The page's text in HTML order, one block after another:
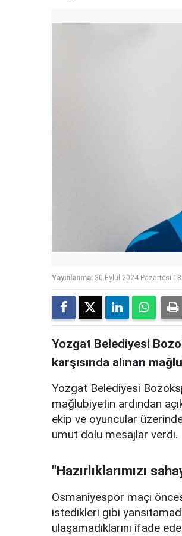
Yayınlanma: 30 Eylül 2024 Pazartesi
Yozgat Belediyesi
karşısında alınan
Yozgat Belediyesi
mağlubiyetin ardından
ekip ve oyuncular
umut dolu mesajlar verdi.
"Hazırlıklarımızı
Osmaniyespor maçı
istedikleri gibi
ulaşamadıklarını ifade